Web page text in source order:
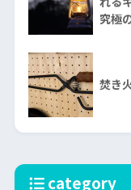
究極
焚き
category